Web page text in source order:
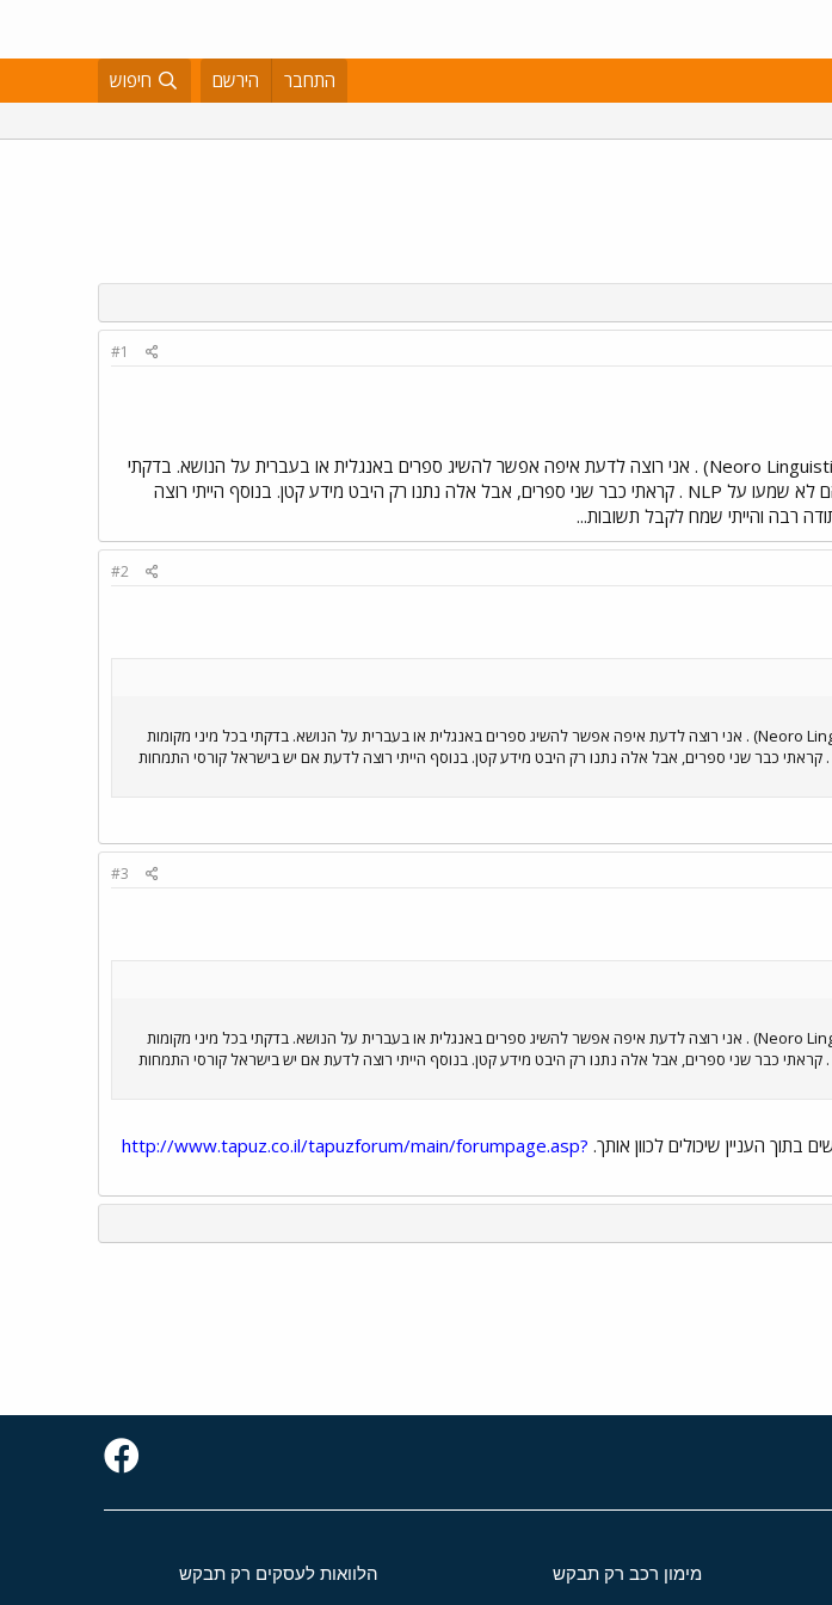
התחבר הירשם חיפוש
#1
אני מאוד מתעניין בכל התחום של NLP שזה אומר (Neoro Linguistic Programming) . אני רוצה לדעת איפה אפשר להשיג ספרים באנגלית או בעברית על הנושא. בדקתי
בכל מיני מקומות כמו בספרייה העירונית ובחנויות ספרים, באף אחד מהם לא שמעו על NLP . קראתי כבר שני ספרים, אבל אלה נתנו רק היבט מידע קטן. בנוסף הייתי רוצה
#2
אני מאוד מתעניין בכל התחום של NLP שזה אומר (Neoro Linguistic Programming) . אני רוצה לדעת איפה אפשר להשיג ספרים באנגלית או בעברית על הנושא. בדקתי בכל מיני מקומות
כמו בספרייה העירונית ובחנויות ספרים, באף אחד מהם לא שמעו על NLP . קראתי כבר שני ספרים, אבל אלה נתנו רק היבט מידע קטן. בנוסף הייתי רוצה לדעת אם יש בישראל קורסי התמחות
#3
אני מאוד מתעניין בכל התחום של NLP שזה אומר (Neoro Linguistic Programming) . אני רוצה לדעת איפה אפשר להשיג ספרים באנגלית או בעברית על הנושא. בדקתי בכל מיני מקומות
כמו בספרייה העירונית ובחנויות ספרים, באף אחד מהם לא שמעו על NLP . קראתי כבר שני ספרים, אבל אלה נתנו רק היבט מידע קטן. בנוסף הייתי רוצה לדעת אם יש בישראל קורסי התמחות
http://www.tapuz.co.il/tapuzforum/main/forumpage.asp?
מימון רכב רק תבקש הלוואות לעסקים רק תבקש